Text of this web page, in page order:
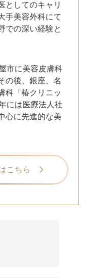
としてのキャリ
手美容外科にて
での深い経験と
市に美容皮膚科
の後、銀座、名
科「椿クリニッ
には医療法人社
心に先進的な美
こちら